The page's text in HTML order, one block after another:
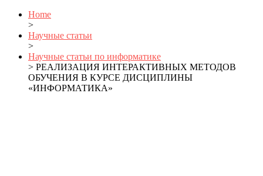
Home
>
Научные статьи
>
Научные статьи по информатике
> РЕАЛИЗАЦИЯ ИНТЕРАКТИВНЫХ МЕТОДОВ
ОБУЧЕНИЯ В КУРСЕ ДИСЦИПЛИНЫ
«ИНФОРМАТИКА»